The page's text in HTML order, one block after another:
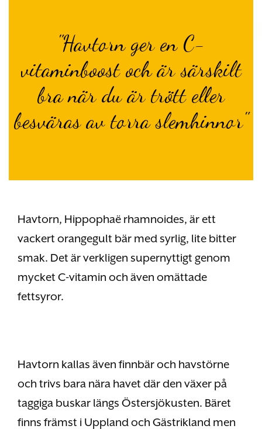
"Havtorn ger en C-
vitaminboost och är särskilt
bra när du är trött eller
besväras av torra slemhinnor"
Havtorn, Hippophaë rhamnoides, är ett
vackert orangegult bär med syrlig, lite bitter
smak. Det är verkligen supernyttigt genom
mycket C-vitamin och även omättade
fettsyror.
Havtorn kallas även finnbär och havstörne
och trivs bara nära havet där den växer på
taggiga buskar längs Östersjökusten. Bäret
finns främst i Uppland och Gästrikland men